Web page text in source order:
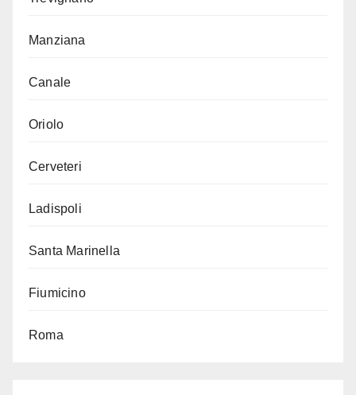
Manziana
Canale
Oriolo
Cerveteri
Ladispoli
Santa Marinella
Fiumicino
Roma